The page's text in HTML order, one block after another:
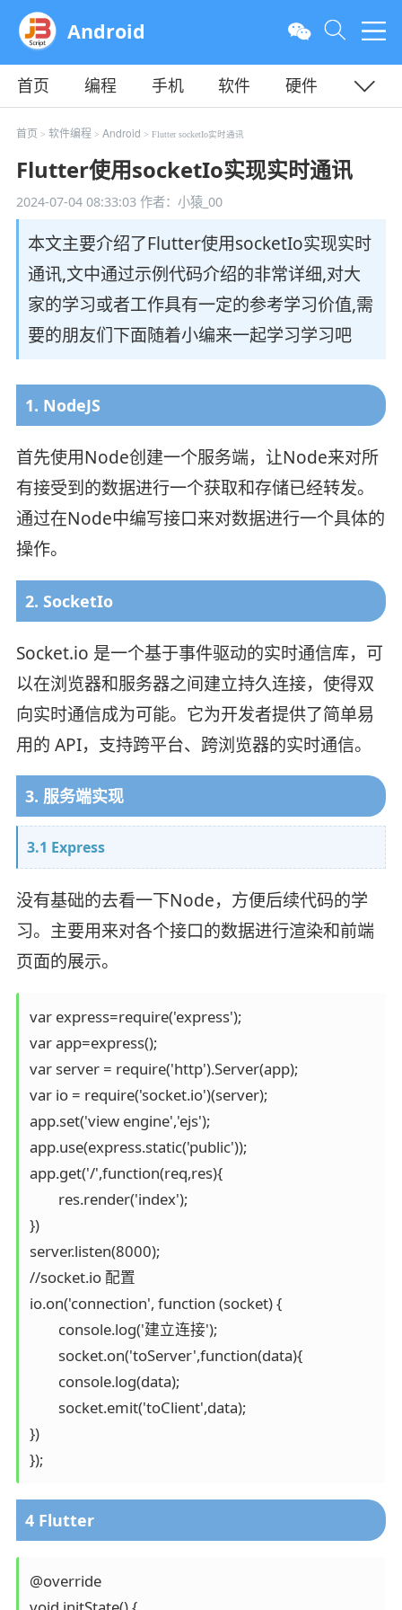
Android
首页 编程 手机 软件
硬件
教程
平面 服务器
首页 > 软件编程 > Android > Flutter socketIo实时通讯
Flutter使用socketIo实现实时通讯
2024-07-04 08:33:03作者：小猿_00
本文主要介绍了Flutter使用socketIo实现实时
通讯,文中通过示例代码介绍的非常详细,对大
家的学习或者工作具有一定的参考学习价值,需
要的朋友们下面随着小编来一起学习学习吧
1. NodeJS
首先使用Node创建一个服务端，让Node来对所
有接受到的数据进行一个获取和存储已经转发。
通过在Node中编写接口来对数据进行一个具体的
操作。
2. SocketIo
Socket.io 是一个基于事件驱动的实时通信库，可
以在浏览器和服务器之间建立持久连接，使得双
向实时通信成为可能。它为开发者提供了简单易
用的 API，支持跨平台、跨浏览器的实时通信。
3. 服务端实现
3.1 Express
没有基础的去看一下Node，方便后续代码的学
习。主要用来对各个接口的数据进行渲染和前端
页面的展示。
var express=require('express');
var app=express();
var server = require('http').Server(app);
var io = require('socket.io')(server);
app.set('view engine','ejs');
app.use(express.static('public'));
app.get('/',function(req,res){
})
server.listen(8000);
//socket.io 配置
io.on('connection', function (socket) {
})
});
4 Flutter
@override